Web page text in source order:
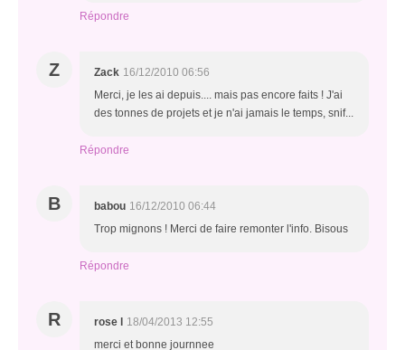
Répondre
Z Zack 16/12/2010 06:56
Merci, je les ai depuis.... mais pas encore faits ! J'ai
des tonnes de projets et je n'ai jamais le temps, snif...
Répondre
B babou 16/12/2010 06:44
Trop mignons ! Merci de faire remonter l'info. Bisous
Répondre
R rose l
18/04/2013 12:55
merci et bonne journnee